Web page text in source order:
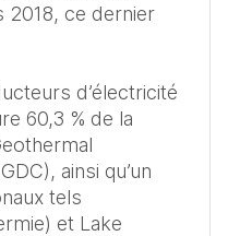
2018, ce dernier
d’électricité
60,3 % de la
ainsi qu’un
tels
et Lake